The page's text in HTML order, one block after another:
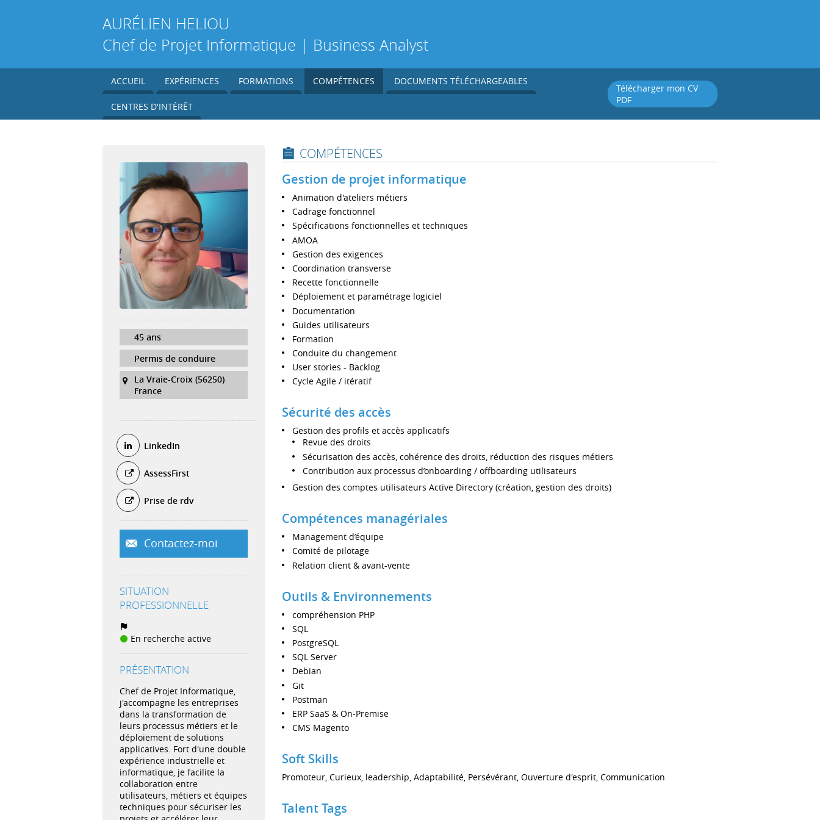
AURÉLIEN HELIOU
Chef de Projet Informatique | Business Analyst
ACCUEIL EXPÉRIENCES FORMATIONS COMPÉTENCES DOCUMENTS TÉLÉCHARGEABLES
CENTRES D'INTÉRÊT
Télécharger mon CV
PDF
45 ans
Permis de conduire
La Vraie-Croix (56250)
France
LinkedIn
AssessFirst
Prise de rdv
Contactez-moi
SITUATION
PROFESSIONNELLE
En recherche active
PRÉSENTATION
Chef de Projet Informatique,
j'accompagne les entreprises
dans la transformation de
leurs processus métiers et le
déploiement de solutions
applicatives. Fort d'une double
expérience industrielle et
informatique, je facilite la
collaboration entre
utilisateurs, métiers et équipes
techniques pour sécuriser les
COMPÉTENCES
Gestion de projet informatique
Animation d'ateliers métiers
Cadrage fonctionnel
Spécifications fonctionnelles et techniques
AMOA
Gestion des exigences
Coordination transverse
Recette fonctionnelle
Déploiement et paramétrage logiciel
Documentation
Guides utilisateurs
Formation
Conduite du changement
User stories - Backlog
Cycle Agile / itératif
Sécurité des accès
Gestion des profils et accès applicatifs
Revue des droits
Sécurisation des accès, cohérence des droits, réduction des risques métiers
Contribution aux processus d’onboarding / offboarding utilisateurs
Gestion des comptes utilisateurs Active Directory (création, gestion des droits)
Compétences managériales
Management d’équipe
Comité de pilotage
Relation client & avant-vente
Outils & Environnements
compréhension PHP
SQL
PostgreSQL
SQL Server
Debian
Git
Postman
ERP SaaS & On-Premise
CMS Magento
Soft Skills
Promoteur, Curieux, leadership, Adaptabilité, Persévérant, Ouverture d'esprit, Communication
Talent Tags